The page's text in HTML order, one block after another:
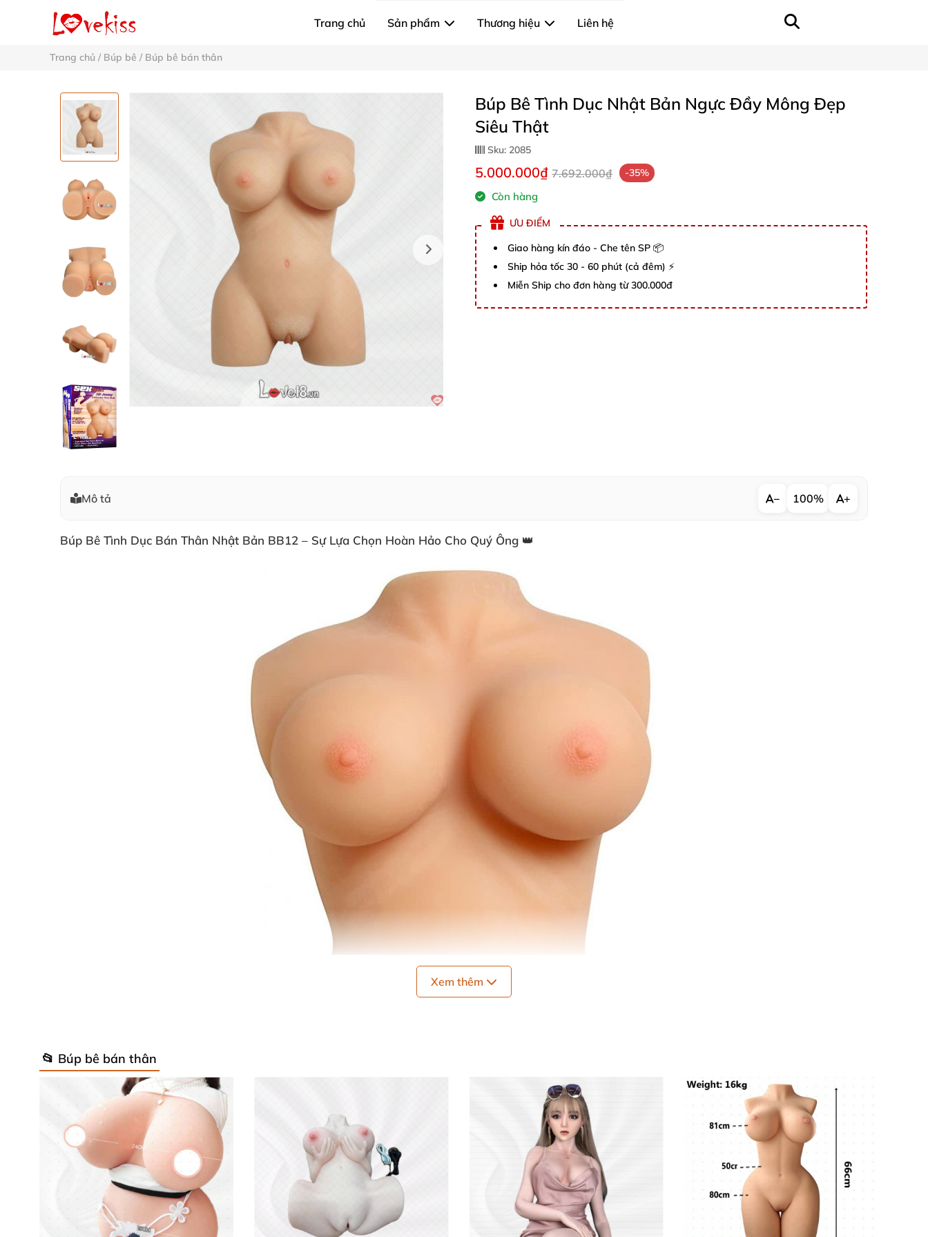
Trang chủ Sản phẩm Thương hiệu Liên hệ
Trang chủ / Búp bê / Búp bê bán thân
Búp Bê Tình Dục Nhật Bản Ngực Đầy Mông Đẹp
Siêu Thật
Sku: 2085
5.000.000₫ 7.692.000₫ -35%
Còn hàng
ƯU ĐIỂM
Giao hàng kín đáo - Che tên SP 📦
Ship hỏa tốc 30 - 60 phút (cả đêm) ⚡
Miễn Ship cho đơn hàng từ 300.000đ
Mô tả − 100% +
Búp Bê Tình Dục Bán Thân Nhật Bản BB12 – Sự Lựa Chọn Hoàn Hảo Cho Quý Ông 👑
Xem thêm
📂 Búp bê bán thân